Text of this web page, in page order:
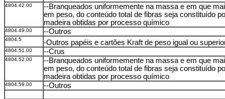
4804.42.00
--Branqueados uniformemente na massa e em que
em peso, do conteúdo total de fibras seja constituído
madeira obtidas por processo químico
4804.49.00 --Outros
4804.5 -Outros papéis e cartões Kraft de peso igual ou
4804.51.00 --Crus
4804.52.00
--Branqueados uniformemente na massa e em que
em peso, do conteúdo total de fibras seja constituído
madeira obtidas por processo químico
4804.59.00 --Outros